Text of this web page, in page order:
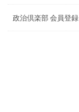
政治倶楽部 会員登録